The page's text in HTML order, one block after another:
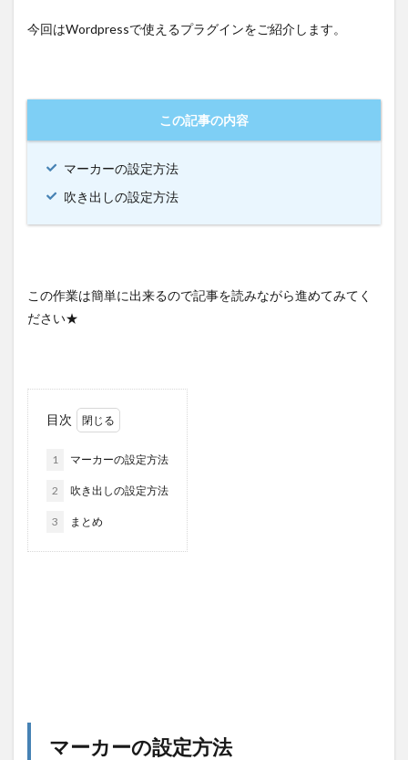
今回はWordpressで使えるプラグインをご紹介します。
この記事の内容
マーカーの設定方法
吹き出しの設定方法
この作業は簡単に出来るので記事を読みながら進めてみてく
ださい★
目次
1 マーカーの設定方法
2 吹き出しの設定方法
3 まとめ
マーカーの設定方法